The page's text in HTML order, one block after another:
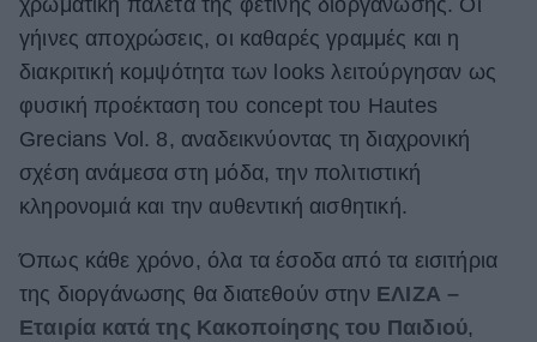
γήινες αποχρώσεις, οι καθαρές γραμμές και η
διακριτική κομψότητα των looks λειτούργησαν ως
φυσική προέκταση του concept του Hautes
Grecians Vol. 8, αναδεικνύοντας τη διαχρονική
σχέση ανάμεσα στη μόδα, την πολιτιστική
κληρονομιά και την αυθεντική αισθητική.
Όπως κάθε χρόνο, όλα τα έσοδα από τα εισιτήρια
της διοργάνωσης θα διατεθούν στην ΕΛΙΖΑ –
Εταιρία κατά της Κακοποίησης του Παιδιού,